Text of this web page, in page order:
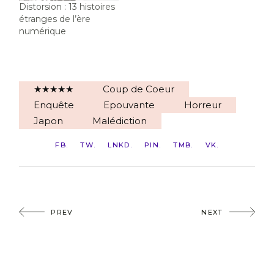
Distorsion : 13 histoires
étranges de l’ère
numérique
★★★★★
Coup de Coeur
Enquête
Epouvante
Horreur
Japon
Malédiction
FB TW LNKD PIN TMB VK
PREV NEXT